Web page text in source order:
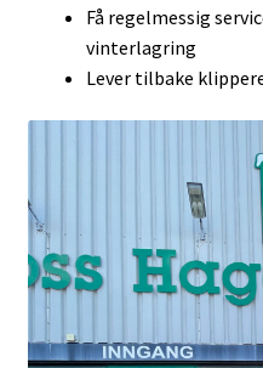
Få regelmessig
vinterlagring
Lever tilbake